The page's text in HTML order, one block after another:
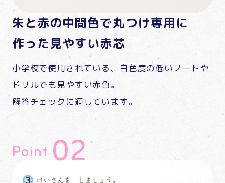
朱と赤の中間色で丸つけ専用に
作った見やすい赤芯
小学校で使用されている、白色度の低いノートや
ドリルでも見やすい赤色。
解答チェックに適しています。
Point